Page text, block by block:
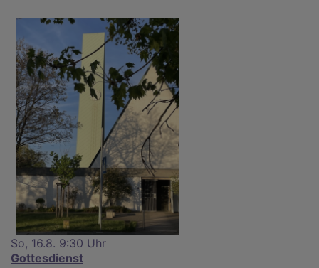
So, 16.8. 9:30 Uhr
Gottesdienst